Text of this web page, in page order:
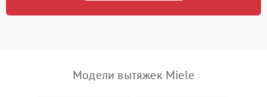
Модели вытяжек Miele